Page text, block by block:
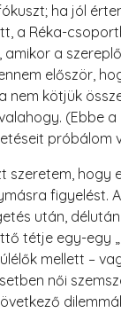
ha jól
a Réka-
a
először,
kötjük
(Ebbe
próbálom
szeretem,
figyelést.
után,
tétje egy-egy
mellett –
női